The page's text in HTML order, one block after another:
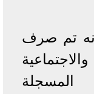
تم صرف
المسجلة